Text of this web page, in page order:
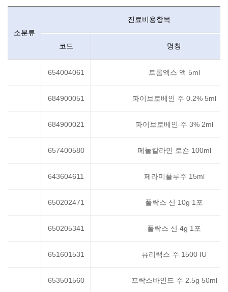
소분류
진료비용항목
코드 명칭
654004061 트롬엑스 액 5ml
684900051 파이브로베인 주 0.2% 5ml
684900021 파이브로베인 주 3% 2ml
657400580 페놀칼라민 로숀 100ml
643604611 페라미플루주 15ml
650202471 폴락스 산 10g 1포
650205341 폴락스 산 4g 1포
651601531 퓨리랙스 주 1500 IU
653501560 프락스바인드 주 2.5g 50ml